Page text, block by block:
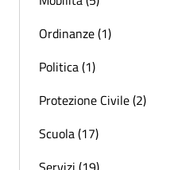
Ordinanze (1)
Politica (1)
Protezione Civile (2)
Scuola (17)